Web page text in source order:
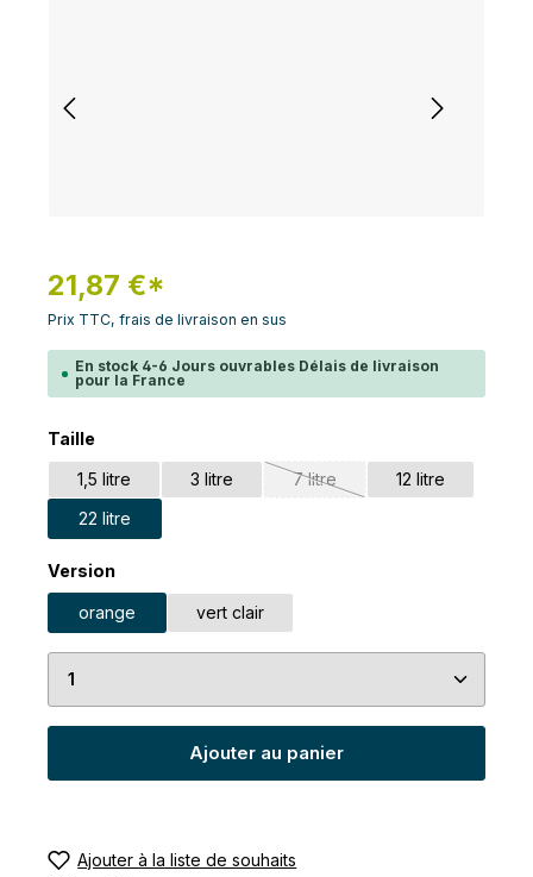
21,87 €*
Prix TTC, frais de livraison en sus
En stock 4-6 Jours ouvrables Délais de livraison
pour la France
Sélectionnez
Taille
1,5 litre
3 litre 7 litre
(Cette option n'est pas
12 litre
22 litre
Sélectionnez
Version
orange vert clair
Quantité de produit : Entrez la quantité
Ajouter au panier
Ajouter à la liste de souhaits